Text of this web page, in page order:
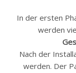
In der ersten
werden
Nach der
werden. Der